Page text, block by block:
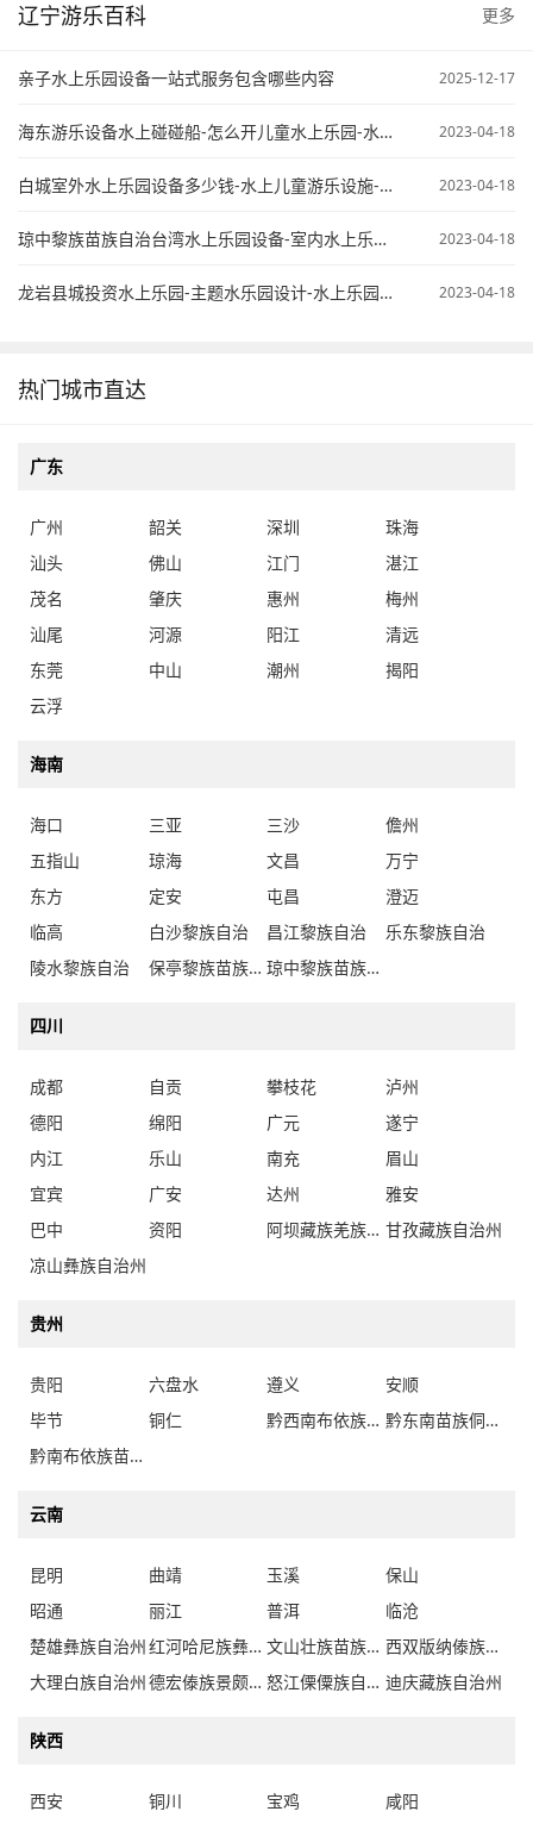
辽宁游乐百科 更多
亲子水上乐园设备一站式服务包含哪些内容 2025-12-17
海东游乐设备水上碰碰船-怎么开儿童水上乐园-水上乐园项目计划书 2023-04-18
白城室外水上乐园设备多少钱-水上儿童游乐设施-开个水上乐园怎么样 2023-04-18
琼中黎族苗族自治台湾水上乐园设备-室内水上乐园需要投资多少钱-大型水上乐园设备公司 2023-04-18
龙岩县城投资水上乐园-主题水乐园设计-水上乐园配套设备 2023-04-18
热门城市直达
广东
广州 韶关 深圳
珠海
汕头
佛山 江门
湛江
茂名
肇庆 惠州
梅州
汕尾
河源 阳江
清远
东莞
中山 潮州
揭阳
云浮
海南
海口 三亚 三沙
儋州
五指山
琼海 文昌
万宁
东方
定安 屯昌
澄迈
临高
白沙黎族自治 昌江黎族自治
乐东黎族自治
陵水黎族自治
保亭黎族苗族自治 琼中黎族苗族自治
四川
成都 自贡 攀枝花
泸州
德阳
绵阳 广元
遂宁
内江
乐山 南充
眉山
宜宾
广安 达州
雅安
巴中
资阳 阿坝藏族羌族自治州 甘孜藏族自治州
凉山彝族自治州
贵州
贵阳 六盘水 遵义
安顺
毕节
铜仁 黔西南布依族苗族自治州
黔东南苗族侗族自治州
黔南布依族苗族自治州
云南
昆明 曲靖 玉溪
保山
昭通
丽江 普洱
临沧
楚雄彝族自治州
红河哈尼族彝族自治州 文山壮族苗族自治州
西双版纳傣族自治州
大理白族自治州
德宏傣族景颇族自治州 怒江傈僳族自治州 迪庆藏族自治州
陕西
西安 铜川 宝鸡
咸阳